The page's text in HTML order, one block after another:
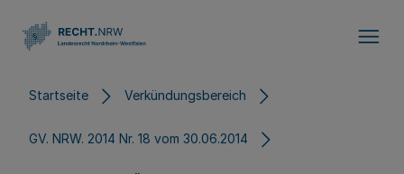
Startseite Verkündungsbereich
GV. NRW. 2014 Nr. 18 vom 30.06.2014